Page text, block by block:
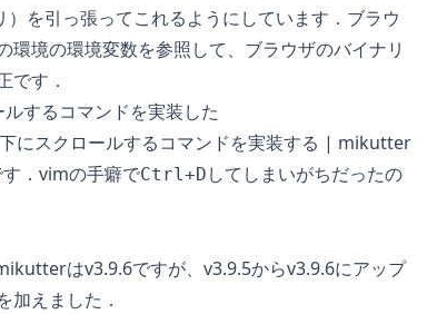
）を引っ張ってこれるようにしています．ブラウ
環境の環境変数を参照して、ブラウザのバイナリ
です．
するコマンドを実装した
にスクロールするコマンドを実装する | mikutter
．vimの手癖でCtrl+D してしまいがちだったの
はv3.9.6ですが、v3.9.5からv3.9.6にアップ
加えました．